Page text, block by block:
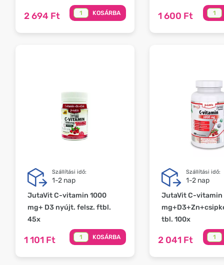
2 694 Ft KOSÁRBA 1 600 Ft
Szállítási idő:
1-2 nap
JutaVit C-vitamin 1000
mg+ D3 nyújt. felsz. ftbl.
45x
1 101 Ft KOSÁRBA
Szállítási idő:
1-2 nap
JutaVit C-vitamin
tbl. 100x
2 041 Ft